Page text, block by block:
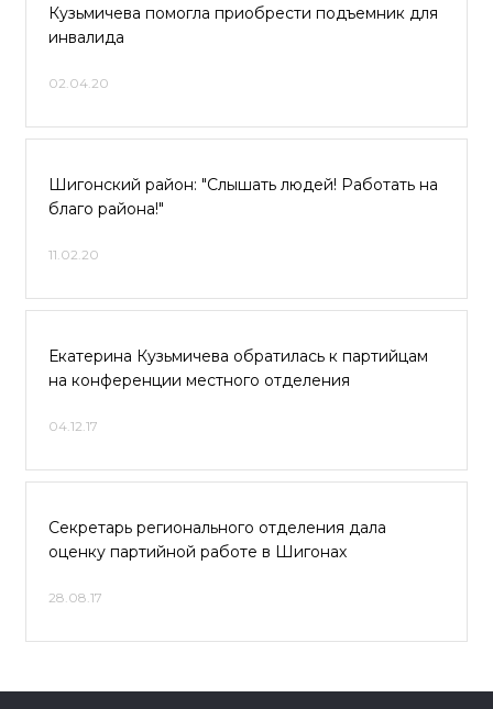
Кузьмичева помогла приобрести подъемник для
инвалида
02.04.20
Шигонский район: "Слышать людей! Работать на
благо района!"
11.02.20
Екатерина Кузьмичева обратилась к партийцам
на конференции местного отделения
04.12.17
Секретарь регионального отделения дала
оценку партийной работе в Шигонах
28.08.17